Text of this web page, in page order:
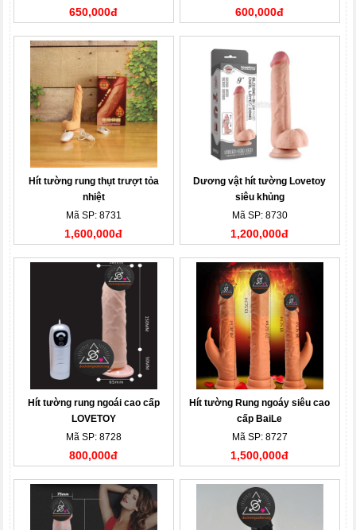
650,000đ 600,000đ
Hít tường rung thụt trượt tỏa
nhiệt
Mã SP: 8731
1,600,000đ
Dương vật hít tường Lovetoy
siêu khủng
Mã SP: 8730
1,200,000đ
Hít tường rung ngoái cao cấp
LOVETOY
Mã SP: 8728
800,000đ
Hít tường Rung ngoáy siêu cao
cấp BaiLe
Mã SP: 8727
1,500,000đ